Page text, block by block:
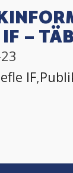
IF –
IF,